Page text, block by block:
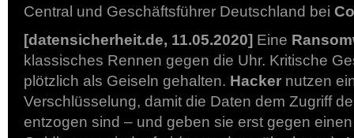
Central und Geschäftsführer Deutschland bei
[datensicherheit.de, 11.05.2020] Eine
klassisches Rennen gegen die Uhr. Kritische
plötzlich als Geiseln gehalten. Hacker nutzen
Verschlüsselung, damit die Daten dem Zugriff
entzogen sind – und geben sie erst gegen